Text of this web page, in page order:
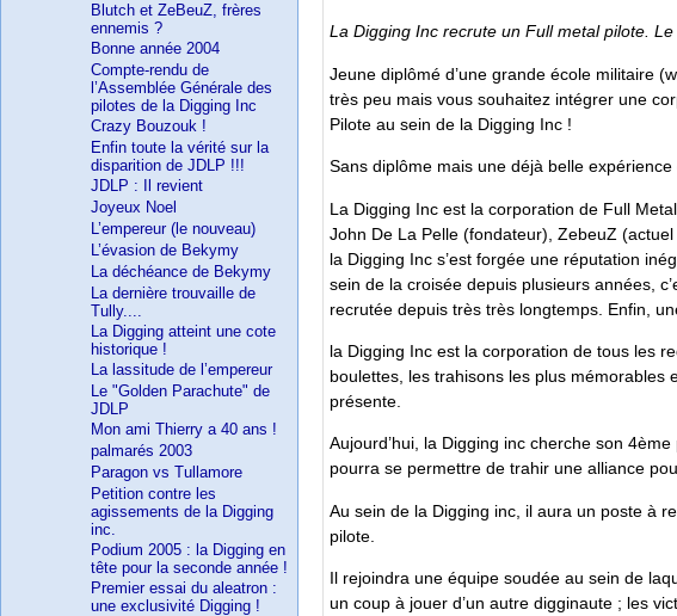
La Digging Inc recrute un Full metal pilote.
Jeune diplômé d’une grande école militaire
très peu mais vous souhaitez intégrer une
Pilote au sein de la Digging Inc !
Sans diplôme mais une déjà belle
La Digging Inc est la corporation de Full
John De La Pelle (fondateur), ZebeuZ
la Digging Inc s’est forgée une réputation
sein de la croisée depuis plusieurs années,
recrutée depuis très très longtemps. Enfin,
la Digging Inc est la corporation de tous les
boulettes, les trahisons les plus mémorables
présente.
Aujourd’hui, la Digging inc cherche son
pourra se permettre de trahir une alliance
Au sein de la Digging inc, il aura un poste à
pilote.
Il rejoindra une équipe soudée au sein de
un coup à jouer d’un autre digginaute ; les
Blutch et ZeBeuZ, frères
ennemis ?
Bonne année 2004
Compte-rendu de
l’Assemblée Générale des
pilotes de la Digging Inc
Crazy Bouzouk !
Enfin toute la vérité sur la
disparition de JDLP !!!
JDLP : Il revient
Joyeux Noel
L’empereur (le nouveau)
L’évasion de Bekymy
La déchéance de Bekymy
La dernière trouvaille de
Tully....
La Digging atteint une cote
historique !
La lassitude de l’empereur
Le "Golden Parachute" de
JDLP
Mon ami Thierry a 40 ans !
palmarés 2003
Paragon vs Tullamore
Petition contre les
agissements de la Digging
inc.
Podium 2005 : la Digging en
tête pour la seconde année !
Premier essai du aleatron :
une exclusivité Digging !